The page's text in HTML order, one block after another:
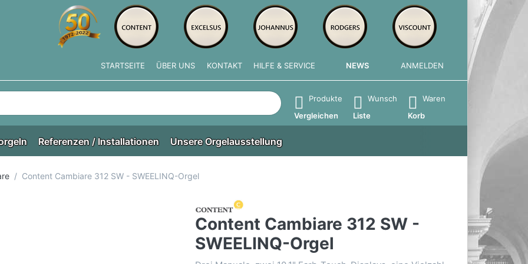
STARTSEITE ÜBER UNS KONTAKT HILFE & SERVICE NEWS ANMELDEN
tippen, erscheinen automatisch erste Ergebnisse. Drücken Sie die Eingabetaste, um alle Ergebnisse aufzurufen.
Produkte
Vergleichen
Wunsch
Liste
Waren
Korb
Referenzen / Installationen Unsere Orgelausstellung
Content Cambiare 312 SW - SWEELINQ-Orgel
Content Cambiare 312 SW -
SWEELINQ-Orgel